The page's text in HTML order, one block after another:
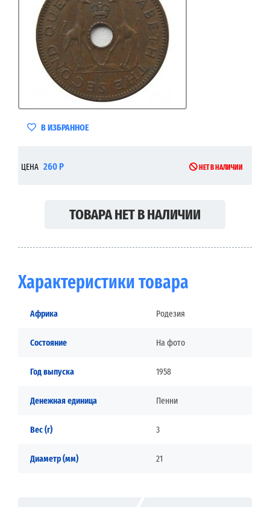
В ИЗБРАННОЕ
ЦЕНА 260 Р НЕТ В НАЛИЧИИ
ТОВАРА НЕТ В НАЛИЧИИ
Характеристики товара
Африка Родезия
Состояние На фото
Год выпуска 1958
Денежная единица Пенни
Вес (г) 3
Диаметр (мм) 21